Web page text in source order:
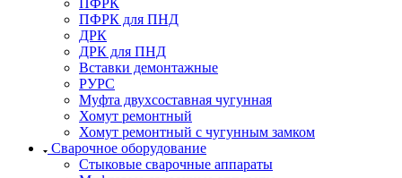
ПФРК для ПНД
ДРК
ДРК для ПНД
Вставки демонтажные
РУРС
Муфта двухсоставная чугунная
Хомут ремонтный
Хомут ремонтный с чугунным замком
Сварочное оборудование
Стыковые сварочные аппараты